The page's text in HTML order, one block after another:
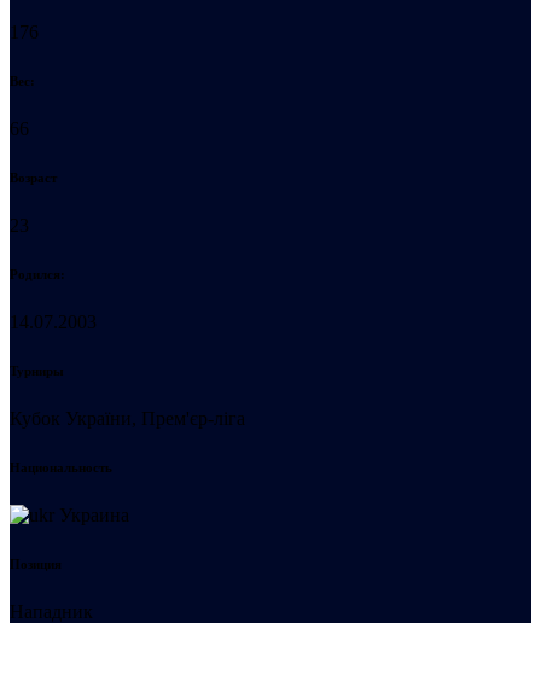
176
Вес:
66
Возраст
23
Родился:
14.07.2003
Турниры
Кубок України, Прем'єр-ліга
Национальность
Украина
Позиция
Нападник